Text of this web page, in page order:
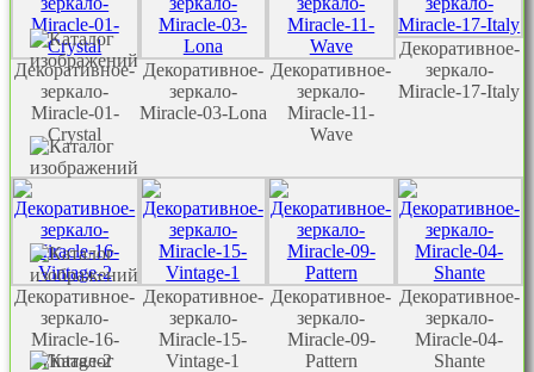
Декоративное-
зеркало-
Miracle-01-
Crystal
Декоративное-
зеркало-
Miracle-03-Lona
Декоративное-
зеркало-
Miracle-11-
Wave
Декоративное-
зеркало-
Miracle-17-Italy
Декоративное-
зеркало-
Miracle-16-
Vintage-2
Декоративное-
зеркало-
Miracle-15-
Vintage-1
Декоративное-
зеркало-
Miracle-09-
Pattern
Декоративное-
зеркало-
Miracle-04-
Shante